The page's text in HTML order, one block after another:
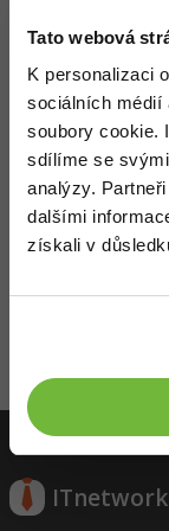
Tato webová
K personalizaci
sociálních médií
soubory cookie.
sdílíme se
analýzy.
dalšími
získali v
SEO
Pro
Více
Příběhy
Blog
nejkvalitnější.
Zobrazeno 1 zpráv